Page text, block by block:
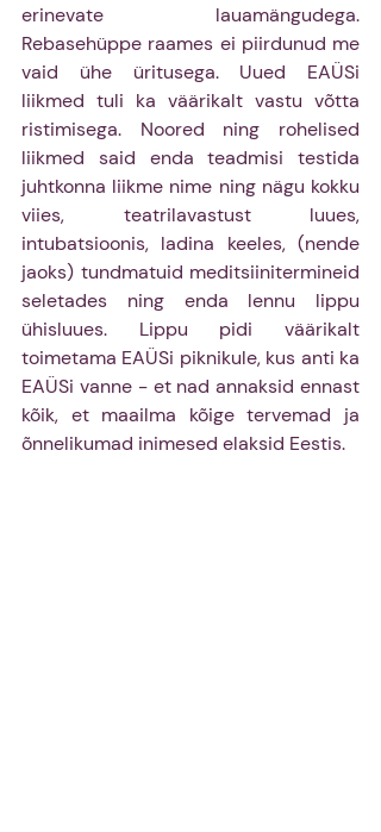
erinevate lauamängudega.
Rebasehüppe raames ei piirdunud me
vaid ühe üritusega. Uued EAÜSi
liikmed tuli ka väärikalt vastu võtta
ristimisega. Noored ning rohelised
liikmed said enda teadmisi testida
juhtkonna liikme nime ning nägu kokku
viies, teatrilavastust luues,
intubatsioonis, ladina keeles, (nende
jaoks) tundmatuid meditsiinitermineid
seletades ning enda lennu lippu
ühisluues. Lippu pidi väärikalt
toimetama EAÜSi piknikule, kus anti ka
EAÜSi vanne - et nad annaksid ennast
kõik, et maailma kõige tervemad ja
õnnelikumad inimesed elaksid Eestis.